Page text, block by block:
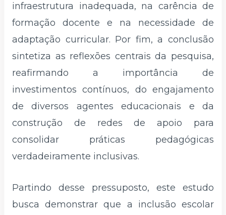
infraestrutura inadequada, na carência de
formação docente e na necessidade de
adaptação curricular. Por fim, a conclusão
sintetiza as reflexões centrais da pesquisa,
reafirmando a importância de
investimentos contínuos, do engajamento
de diversos agentes educacionais e da
construção de redes de apoio para
consolidar práticas pedagógicas
verdadeiramente inclusivas.
Partindo desse pressuposto, este estudo
busca demonstrar que a inclusão escolar